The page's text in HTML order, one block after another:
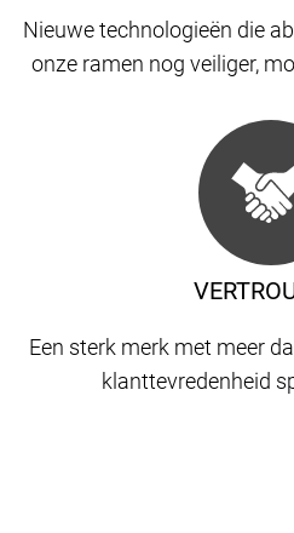
Een sterk merk met meer
klanttevredenheid
Nieuwe technologieën die
onze ramen nog veiliger,